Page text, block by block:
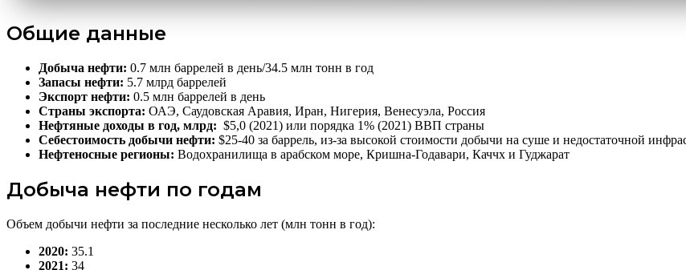
Общие данные
Добыча нефти: 0.7 млн баррелей в день/34.5 млн тонн в год
Запасы нефти: 5.7 млрд баррелей
Экспорт нефти: 0.5 млн баррелей в день
Страны экспорта: ОАЭ, Саудовская Аравия, Иран, Нигерия, Венесуэла, Россия
Нефтяные доходы в год, млрд: $5,0 (2021) или порядка 1% (2021) ВВП страны
Себестоимость добычи нефти: $25-40 за баррель, из-за высокой стоимости добычи на суше и недостаточной
Нефтеносные регионы: Водохранилища в арабском море, Кришна-Годавари, Каччх и Гуджарат
Добыча нефти по годам
Объем добычи нефти за последние несколько лет (млн тонн в год):
2020: 35.1
2021: 34